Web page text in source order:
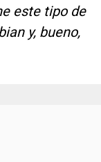
este tipo de
y, bueno,